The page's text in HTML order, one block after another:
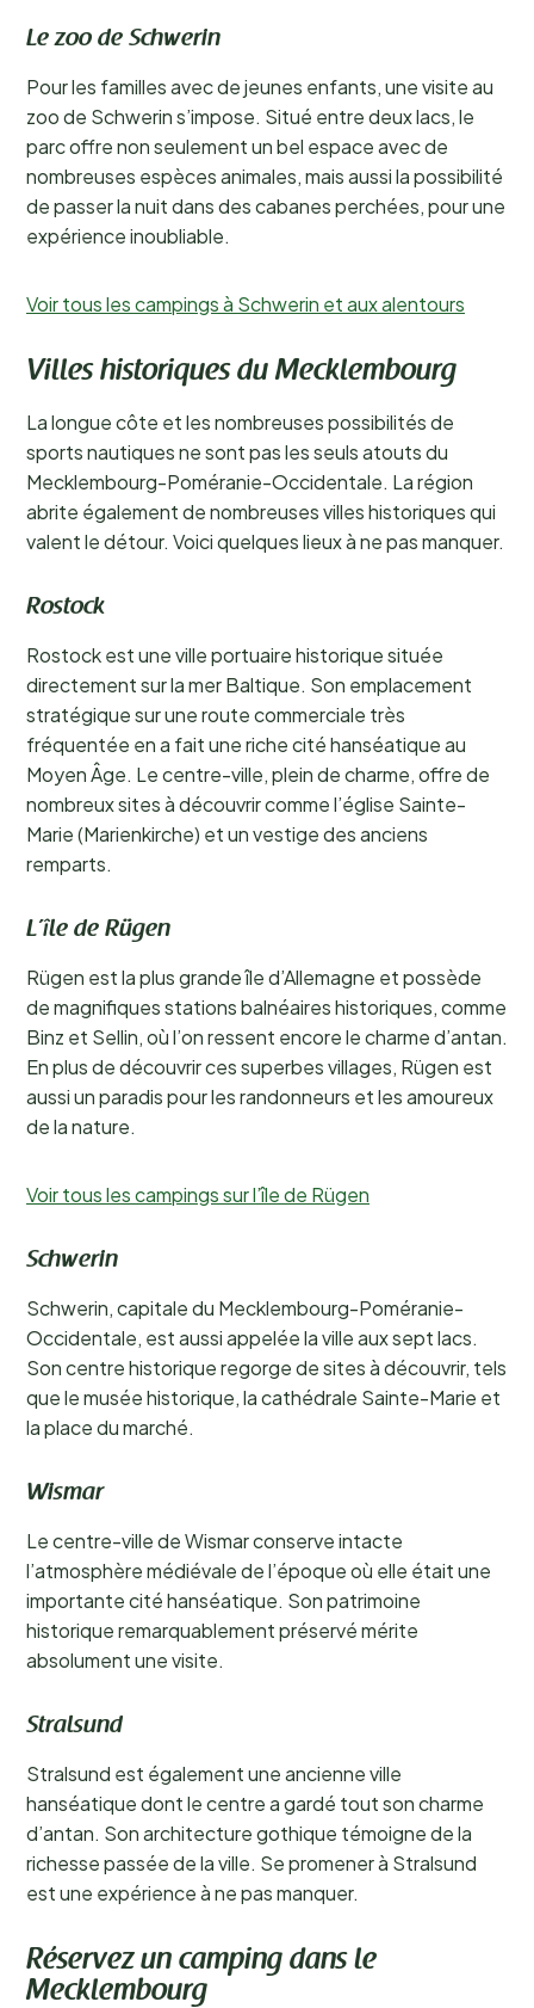
Le zoo de Schwerin
Pour les familles avec de jeunes enfants, une visite au
zoo de Schwerin s’impose. Situé entre deux lacs, le
parc offre non seulement un bel espace avec de
nombreuses espèces animales, mais aussi la possibilité
de passer la nuit dans des cabanes perchées, pour une
expérience inoubliable.
Voir tous les campings à Schwerin et aux alentours
Villes historiques du Mecklembourg
La longue côte et les nombreuses possibilités de
sports nautiques ne sont pas les seuls atouts du
Mecklembourg-Poméranie-Occidentale. La région
abrite également de nombreuses villes historiques qui
valent le détour. Voici quelques lieux à ne pas manquer.
Rostock
Rostock est une ville portuaire historique située
directement sur la mer Baltique. Son emplacement
stratégique sur une route commerciale très
fréquentée en a fait une riche cité hanséatique au
Moyen Âge. Le centre-ville, plein de charme, offre de
nombreux sites à découvrir comme l’église Sainte-
Marie (Marienkirche) et un vestige des anciens
remparts.
L’île de Rügen
Rügen est la plus grande île d’Allemagne et possède
de magnifiques stations balnéaires historiques, comme
Binz et Sellin, où l’on ressent encore le charme d’antan.
En plus de découvrir ces superbes villages, Rügen est
aussi un paradis pour les randonneurs et les amoureux
de la nature.
Voir tous les campings sur l’île de Rügen
Schwerin
Schwerin, capitale du Mecklembourg-Poméranie-
Occidentale, est aussi appelée la ville aux sept lacs.
Son centre historique regorge de sites à découvrir, tels
que le musée historique, la cathédrale Sainte-Marie et
la place du marché.
Wismar
Le centre-ville de Wismar conserve intacte
l’atmosphère médiévale de l’époque où elle était une
importante cité hanséatique. Son patrimoine
historique remarquablement préservé mérite
absolument une visite.
Stralsund
Stralsund est également une ancienne ville
hanséatique dont le centre a gardé tout son charme
d’antan. Son architecture gothique témoigne de la
richesse passée de la ville. Se promener à Stralsund
est une expérience à ne pas manquer.
Réservez un camping dans le
Mecklembourg